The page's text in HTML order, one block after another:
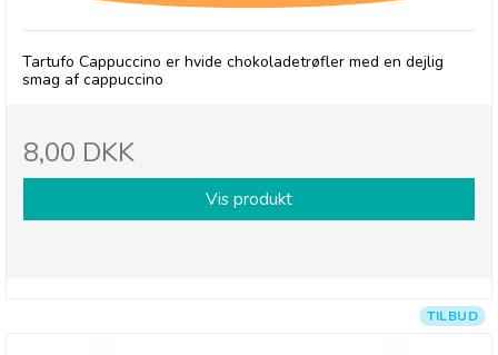
Tartufo Cappuccino er hvide chokoladetrøfler med en dejlig
smag af cappuccino
8,00 DKK
Vis produkt
TILBUD